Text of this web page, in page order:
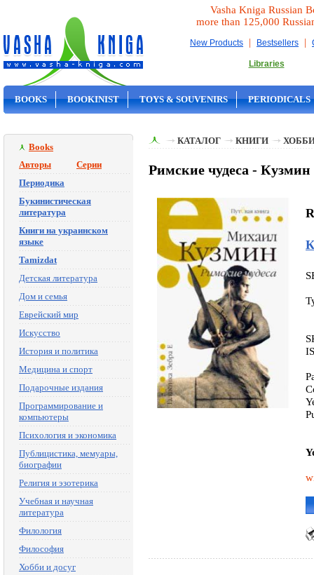
Vasha Kniga Russian
more than 125,000
New Products | Bestsellers |
Libraries
BOOKS BOOKINIST TOYS & SOUVENIRS PERIODICALS
Books
Авторы
Серии
Периодика
Букинистическая
литература
Книги на украинском
языке
Tamizdat
Детская литература
Дом и семья
Еврейский мир
Искусство
История и политика
Медицина и спорт
Подарочные издания
Программирование и
компьютеры
Психология и экономика
Публицистика, мемуары,
биографии
Религия и эзотерика
Учебная и научная
литература
Филология
Философия
Хобби и досуг
КАТАЛОГ КНИГИ
Римские чудеса -